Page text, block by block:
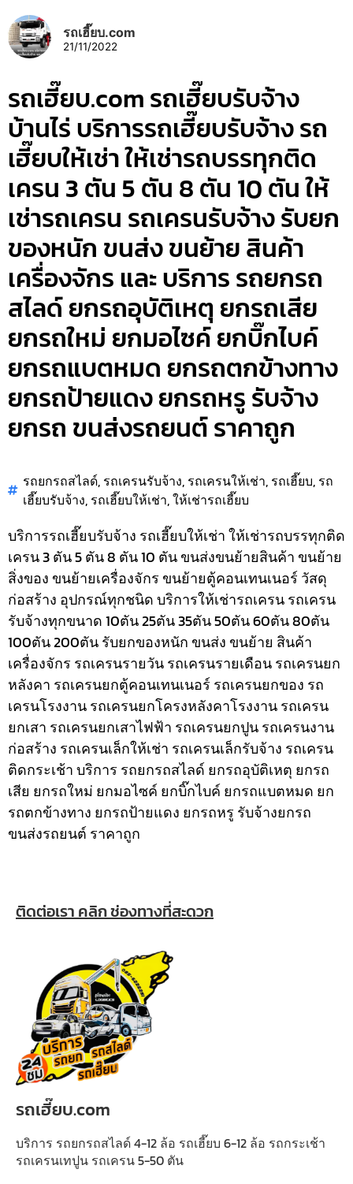
รถเฮี๊ยบ.com
21/11/2022
รถเฮี๊ยบ.com รถเฮี๊ยบรับจ้าง
บ้านไร่ บริการรถเฮี๊ยบรับจ้าง รถ
เฮี๊ยบให้เช่า ให้เช่ารถบรรทุกติด
เครน 3 ตัน 5 ตัน 8 ตัน 10 ตัน ให้
เช่ารถเครน รถเครนรับจ้าง รับยก
ของหนัก ขนส่ง ขนย้าย สินค้า
เครื่องจักร และ บริการ รถยกรถ
สไลด์ ยกรถอุบัติเหตุ ยกรถเสีย
ยกรถใหม่ ยกมอไซค์ ยกบิ๊กไบค์
ยกรถแบตหมด ยกรถตกข้างทาง
ยกรถป้ายแดง ยกรถหรู รับจ้าง
ยกรถ ขนส่งรถยนต์ ราคาถูก
รถยกรถสไลด์, รถเครนรับจ้าง, รถเครนให้เช่า, รถเฮี๊ยบ, รถ
เฮี๊ยบรับจ้าง, รถเฮี๊ยบให้เช่า,ให้เช่ารถเฮี๊ยบ
บริการรถเฮี๊ยบรับจ้าง รถเฮี๊ยบให้เช่า ให้เช่ารถบรรทุกติด
เครน 3 ตัน 5 ตัน 8 ตัน 10 ตัน ขนส่งขนย้ายสินค้า ขนย้าย
สิ่งของ ขนย้ายเครื่องจักร ขนย้ายตู้คอนเทนเนอร์ วัสดุ
ก่อสร้าง อุปกรณ์ทุกชนิดบริการให้เช่ารถเครน รถเครน
รับจ้างทุกขนาด 10ตัน 25ตัน 35ตัน 50ตัน 60ตัน 80ตัน
100ตัน 200ตัน รับยกของหนัก ขนส่ง ขนย้าย สินค้า
เครื่องจักร รถเครนรายวัน รถเครนรายเดือน รถเครนยก
หลังคา รถเครนยกตู้คอนเทนเนอร์ รถเครนยกของ รถ
เครนโรงงาน รถเครนยกโครงหลังคาโรงงาน รถเครน
ยกเสา รถเครนยกเสาไฟฟ้า รถเครนยกปูน รถเครนงาน
ก่อสร้าง รถเครนเล็กให้เช่า รถเครนเล็กรับจ้าง รถเครน
ติดกระเช้าบริการ รถยกรถสไลด์ ยกรถอุบัติเหตุ ยกรถ
เสีย ยกรถใหม่ ยกมอไซค์ ยกบิ๊กไบค์ ยกรถแบตหมด ยก
รถตกข้างทาง ยกรถป้ายแดง ยกรถหรู รับจ้างยกรถ
ขนส่งรถยนต์ ราคาถูก
ติดต่อเรา คลิก ช่องทางที่สะดวก
รถเฮี๊ยบ.com
บริการ รถยกรถสไลด์ 4-12 ล้อ รถเฮี๊ยบ 6-12 ล้อ รถกระเช้า
รถเครนเทปูน รถเครน 5-50 ตัน